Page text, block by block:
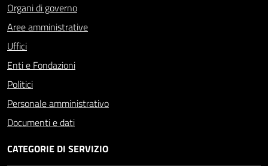
Organi di governo
Aree amministrative
Uffici
Enti e Fondazioni
Politici
Personale amministrativo
Documenti e dati
CATEGORIE DI SERVIZIO